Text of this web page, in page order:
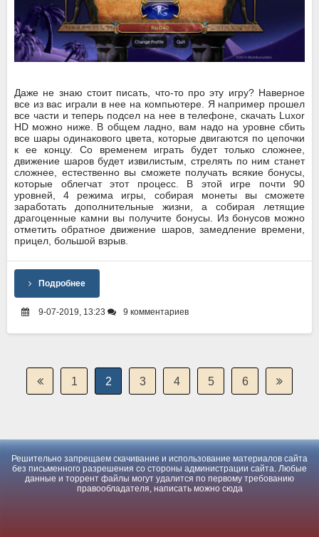
Даже не знаю стоит писать, что-то про эту игру? Наверное
все из вас играли в нее на компьютере. Я например прошел
все части и теперь подсел на нее в телефоне, скачать Luxor
HD можно ниже. В общем ладно, вам надо на уровне сбить
все шары одинакового цвета, которые двигаются по цепочки
к ее концу. Со временем играть будет только сложнее,
движение шаров будет извилистым, стрелять по ним станет
сложнее, естественно вы сможете получать всякие бонусы,
которые облегчат этот процесс. В этой игре почти 90
уровней, 4 режима игры, собирая монеты вы сможете
заработать дополнительные жизни, а собирая летящие
драгоценные камни вы получите бонусы. Из бонусов можно
отметить обратное движение шаров, замедление времени,
прицел, большой взрыв.
Подробнее
9-07-2019, 13:23 9 комментариев
1 2 3 4 5 6
Решительно запрещаем скачивание и использование материалов сайта
без письменного разрешения со стороны администрации сайта. Любые
данные и торрент файлы могут удалится по первому требованию
правообладателя, написать можно сюда